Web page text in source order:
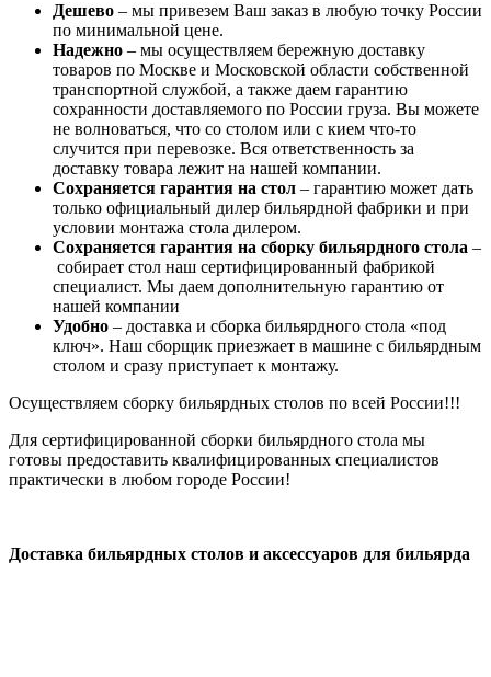
Дешево – мы привезем Ваш заказ в любую точку России
по минимальной цене.
Надежно – мы осуществляем бережную доставку
товаров по Москве и Московской области собственной
транспортной службой, а также даем гарантию
сохранности доставляемого по России груза. Вы можете
не волноваться, что со столом или с кием что-то
случится при перевозке. Вся ответственность за
доставку товара лежит на нашей компании.
Сохраняется гарантия на стол – гарантию может дать
только официальный дилер бильярдной фабрики и при
условии монтажа стола дилером.
Сохраняется гарантия на сборку бильярдного стола –
собирает стол наш сертифицированный фабрикой
специалист. Мы даем дополнительную гарантию от
нашей компании
Удобно – доставка и сборка бильярдного стола «под
ключ». Наш сборщик приезжает в машине с бильярдным
столом и сразу приступает к монтажу.
Осуществляем сборку бильярдных столов по всей России!!!
Для сертифицированной сборки бильярдного стола мы
готовы предоставить квалифицированных специалистов
практически в любом городе России!
Доставка бильярдных столов и аксессуаров для бильярда